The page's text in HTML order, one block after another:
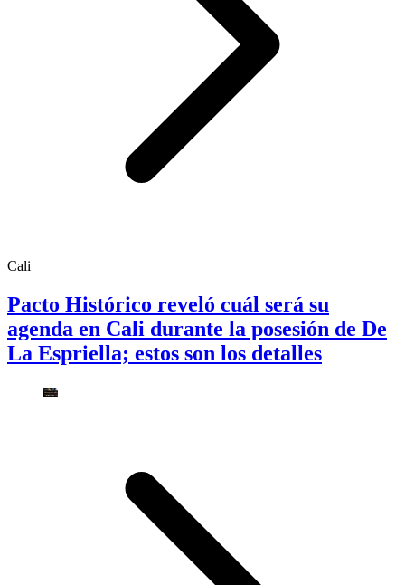
Cali
Pacto Histórico reveló cuál será su
agenda en Cali durante la posesión de De
La Espriella; estos son los detalles